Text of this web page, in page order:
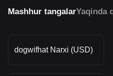
Mashhur tangalarYaqinda
dogwifhat Narxi (USD)